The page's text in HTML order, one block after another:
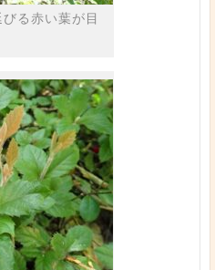
る赤い葉が目